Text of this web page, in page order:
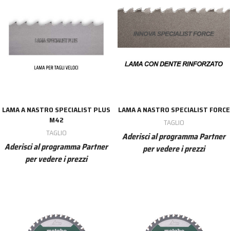
LAMA A NASTRO SPECIALIST PLUS
M42
TAGLIO
Aderisci al programma Partner
per vedere i prezzi
LAMA A NASTRO SPECIALIST FORCE
TAGLIO
Aderisci al programma Partner
per vedere i prezzi